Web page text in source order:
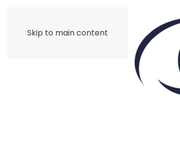
Skip to main content